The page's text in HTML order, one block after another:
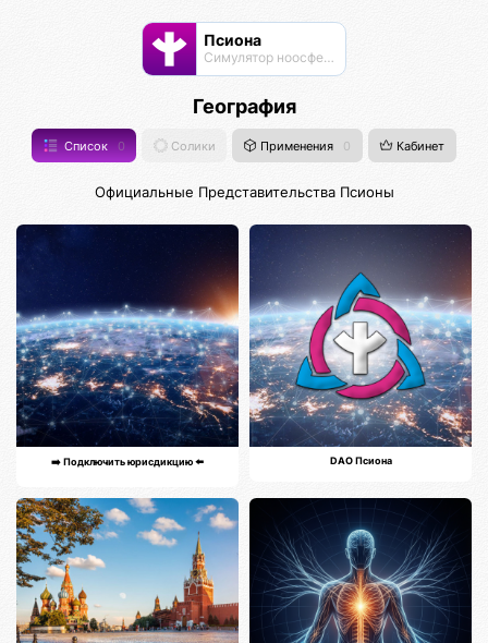
Псиона
Cимулятор ноосферы
География
Список 0 Солики Применения 0 Кабинет
Официальные Представительства Псионы
➡️ Подключить юрисдикцию ⬅️ DAO Псиона